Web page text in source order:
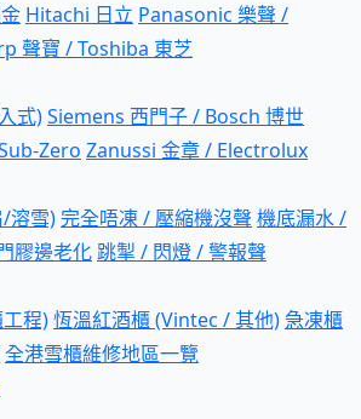
Hitachi 日立 Panasonic 樂聲 /
聲寶 / Toshiba 東芝
式)Siemens 西門子 / Bosch 博世
Zero Zanussi 金章 / Electrolux
溶雪)完全唔凍 / 壓縮機沒聲 機底漏水 /
膠邊老化跳掣 / 閃燈 / 警報聲
程)恆溫紅酒櫃 (Vintec / 其他)急凍櫃
全港雪櫃維修地區一覽